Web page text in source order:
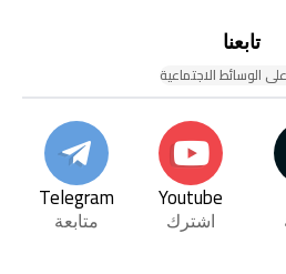
تابعنا
على الوسائط الاجتماعية
Youtube
اشترك
Telegram
متابعة